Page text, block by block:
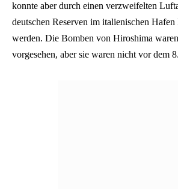
konnte aber durch einen verzweifelten
deutschen Reserven im italienischen
werden. Die Bomben von Hiroshima
vorgesehen, aber sie waren nicht vor dem